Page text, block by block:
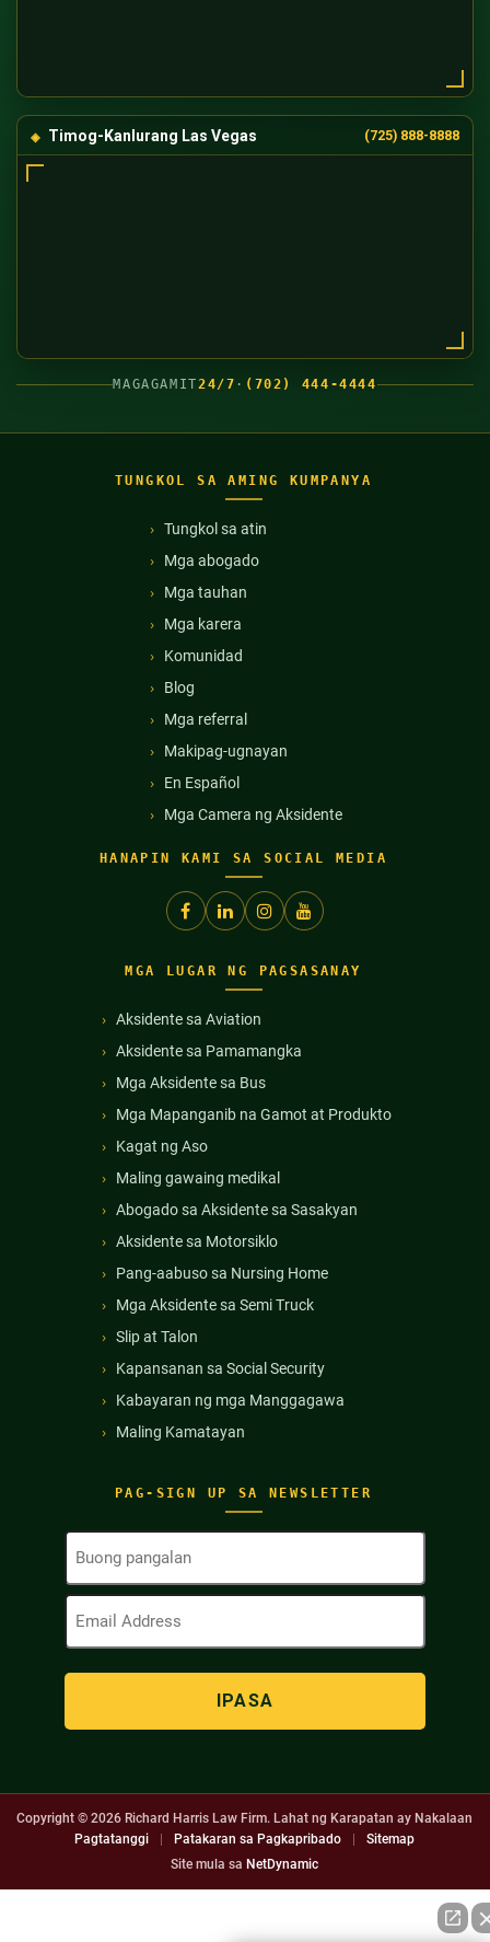
Timog-Kanlurang Las Vegas (725) 888-8888
MAGAGAMIT24/7 · (702) 444-4444
TUNGKOL SA AMING KUMPANYA
Tungkol sa atin
Mga abogado
Mga tauhan
Mga karera
Komunidad
Blog
Mga referral
Makipag-ugnayan
En Español
Mga Camera ng Aksidente
HANAPIN KAMI SA SOCIAL MEDIA
PAG-SIGN UP SA NEWSLETTER
Buong
(Kinakailangan)
Email
(Kinakailangan)
MGA LUGAR NG PAGSASANAY
Aksidente sa Aviation
Aksidente sa Pamamangka
Mga Aksidente sa Bus
Mga Mapanganib na Gamot at Produkto
Kagat ng Aso
Maling gawaing medikal
Abogado sa Aksidente sa Sasakyan
Aksidente sa Motorsiklo
Pang-aabuso sa Nursing Home
Mga Aksidente sa Semi Truck
Slip at Talon
Kapansanan sa Social Security
Kabayaran ng mga Manggagawa
Maling Kamatayan
Copyright © 2026 Richard Harris Law Firm. Lahat ng Karapatan ay Nakalaan
Pagtatanggi
Patakaran sa Pagkapribado
Sitemap
Site mula sa NetDynamic